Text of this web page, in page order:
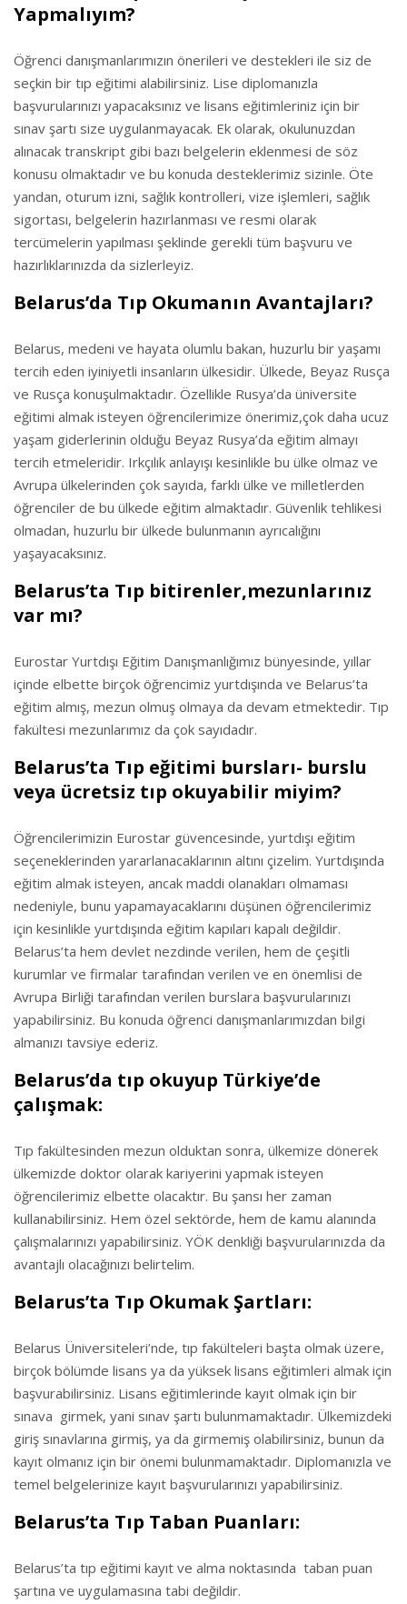
Yapmalıyım?
Öğrenci danışmanlarımızın önerileri ve destekleri ile siz de
seçkin bir tıp eğitimi alabilirsiniz. Lise diplomanızla
başvurularınızı yapacaksınız ve lisans eğitimleriniz için bir
sınav şartı size uygulanmayacak. Ek olarak, okulunuzdan
alınacak transkript gibi bazı belgelerin eklenmesi de söz
konusu olmaktadır ve bu konuda desteklerimiz sizinle. Öte
yandan, oturum izni, sağlık kontrolleri, vize işlemleri, sağlık
sigortası, belgelerin hazırlanması ve resmi olarak
tercümelerin yapılması şeklinde gerekli tüm başvuru ve
hazırlıklarınızda da sizlerleyiz.
Belarus’da Tıp Okumanın Avantajları?
Belarus, medeni ve hayata olumlu bakan, huzurlu bir yaşamı
tercih eden iyiniyetli insanların ülkesidir. Ülkede, Beyaz Rusça
ve Rusça konuşulmaktadır. Özellikle Rusya’da üniversite
eğitimi almak isteyen öğrencilerimize önerimiz,çok daha ucuz
yaşam giderlerinin olduğu Beyaz Rusya’da eğitim almayı
tercih etmeleridir. Irkçılık anlayışı kesinlikle bu ülke olmaz ve
Avrupa ülkelerinden çok sayıda, farklı ülke ve milletlerden
öğrenciler de bu ülkede eğitim almaktadır. Güvenlik tehlikesi
olmadan, huzurlu bir ülkede bulunmanın ayrıcalığını
yaşayacaksınız.
Belarus’ta Tıp bitirenler,mezunlarınız
var mı?
Eurostar Yurtdışı Eğitim Danışmanlığımız bünyesinde, yıllar
içinde elbette birçok öğrencimiz yurtdışında ve Belarus’ta
eğitim almış, mezun olmuş olmaya da devam etmektedir. Tıp
fakültesi mezunlarımız da çok sayıdadır.
Belarus’ta Tıp eğitimi bursları- burslu
veya ücretsiz tıp okuyabilir miyim?
Öğrencilerimizin Eurostar güvencesinde, yurtdışı eğitim
seçeneklerinden yararlanacaklarının altını çizelim. Yurtdışında
eğitim almak isteyen, ancak maddi olanakları olmaması
nedeniyle, bunu yapamayacaklarını düşünen öğrencilerimiz
için kesinlikle yurtdışında eğitim kapıları kapalı değildir.
Belarus’ta hem devlet nezdinde verilen, hem de çeşitli
kurumlar ve firmalar tarafından verilen ve en önemlisi de
Avrupa Birliği tarafından verilen burslara başvurularınızı
yapabilirsiniz. Bu konuda öğrenci danışmanlarımızdan bilgi
almanızı tavsiye ederiz.
Belarus’da tıp okuyup Türkiye’de
çalışmak:
Tıp fakültesinden mezun olduktan sonra, ülkemize dönerek
ülkemizde doktor olarak kariyerini yapmak isteyen
öğrencilerimiz elbette olacaktır. Bu şansı her zaman
kullanabilirsiniz. Hem özel sektörde, hem de kamu alanında
çalışmalarınızı yapabilirsiniz. YÖK denkliği başvurularınızda da
avantajlı olacağınızı belirtelim.
Belarus’ta Tıp Okumak Şartları:
Belarus Üniversiteleri’nde, tıp fakülteleri başta olmak üzere,
birçok bölümde lisans ya da yüksek lisans eğitimleri almak için
başvurabilirsiniz. Lisans eğitimlerinde kayıt olmak için bir
sınava girmek, yani sınav şartı bulunmamaktadır. Ülkemizdeki
giriş sınavlarına girmiş, ya da girmemiş olabilirsiniz, bunun da
kayıt olmanız için bir önemi bulunmamaktadır. Diplomanızla ve
temel belgelerinize kayıt başvurularınızı yapabilirsiniz.
Belarus’ta Tıp Taban Puanları:
Belarus’ta tıp eğitimi kayıt ve alma noktasında taban puan
şartına ve uygulamasına tabi değildir.